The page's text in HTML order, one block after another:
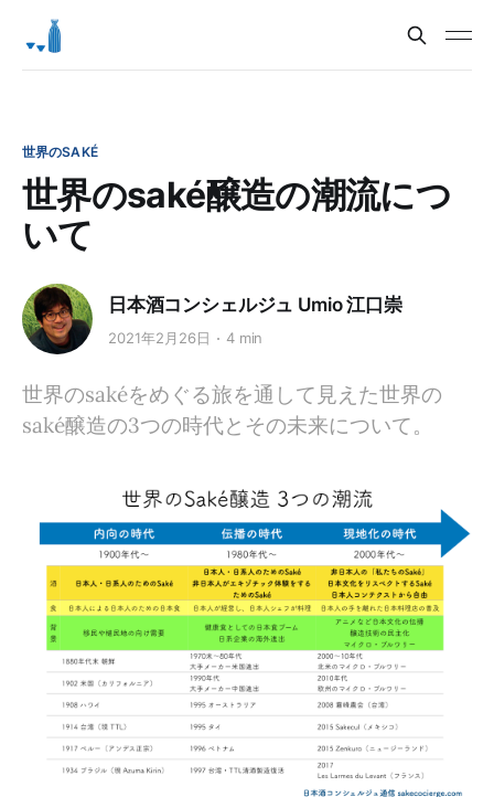
世界のSAKÉ
世界のsaké醸造の潮流につ
いて
日本酒コンシェルジュ Umio 江口崇
2021年2月26日 4 min
世界のsakéをめぐる旅を通して見えた世界の
saké醸造の3つの時代とその未来について。